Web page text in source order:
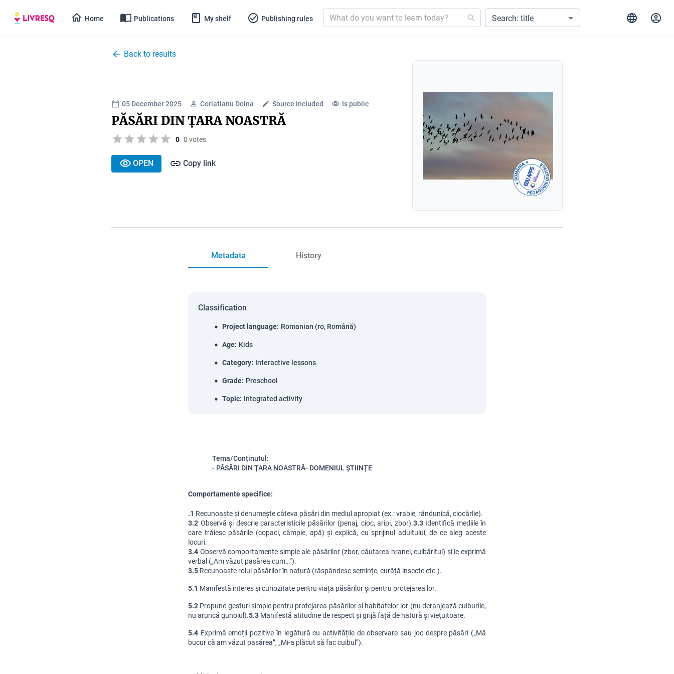
Home Publications My shelf Publishing rules Search: title
Back to results
05 December 2025 Corlatianu Doina Source included Is public
PĂSĂRI DIN ȚARA NOASTRĂ
0 0 votes
OPEN Copy link
Metadata History
Classification
Project language: Romanian (ro, Română)
Age: Kids
Category: Interactive lessons
Grade: Preschool
Topic: Integrated activity
Tema/Conținutul:
- PĂSĂRI DIN ȚARA NOASTRĂ- DOMENIUL ȘTIINȚE
Comportamente specifice:
.1 Recunoaște și denumește câteva păsări din mediul apropiat (ex.: vrabie, rândunică, ciocârlie).
3.2 Observă și descrie caracteristicile păsărilor (penaj, cioc, aripi, zbor).3.3 Identifică mediile în
care trăiesc păsările (copaci, câmpie, apă) și explică, cu sprijinul adultului, de ce aleg aceste
locuri.
3.4 Observă comportamente simple ale păsărilor (zbor, căutarea hranei, cuibăritul) și le exprimă
verbal („Am văzut pasărea cum…”).
3.5 Recunoaște rolul păsărilor în natură (răspândesc semințe, curăță insecte etc.).
5.1 Manifestă interes și curiozitate pentru viața păsărilor și pentru protejarea lor.
5.2 Propune gesturi simple pentru protejarea păsărilor și habitatelor lor (nu deranjează cuiburile,
nu aruncă gunoiul).5.3 Manifestă atitudine de respect și grijă față de natură și viețuitoare.
5.4 Exprimă emoții pozitive în legătură cu activitățile de observare sau joc despre păsări („Mă
bucur că am văzut pasărea”, „Mi-a plăcut să fac cuibul”).